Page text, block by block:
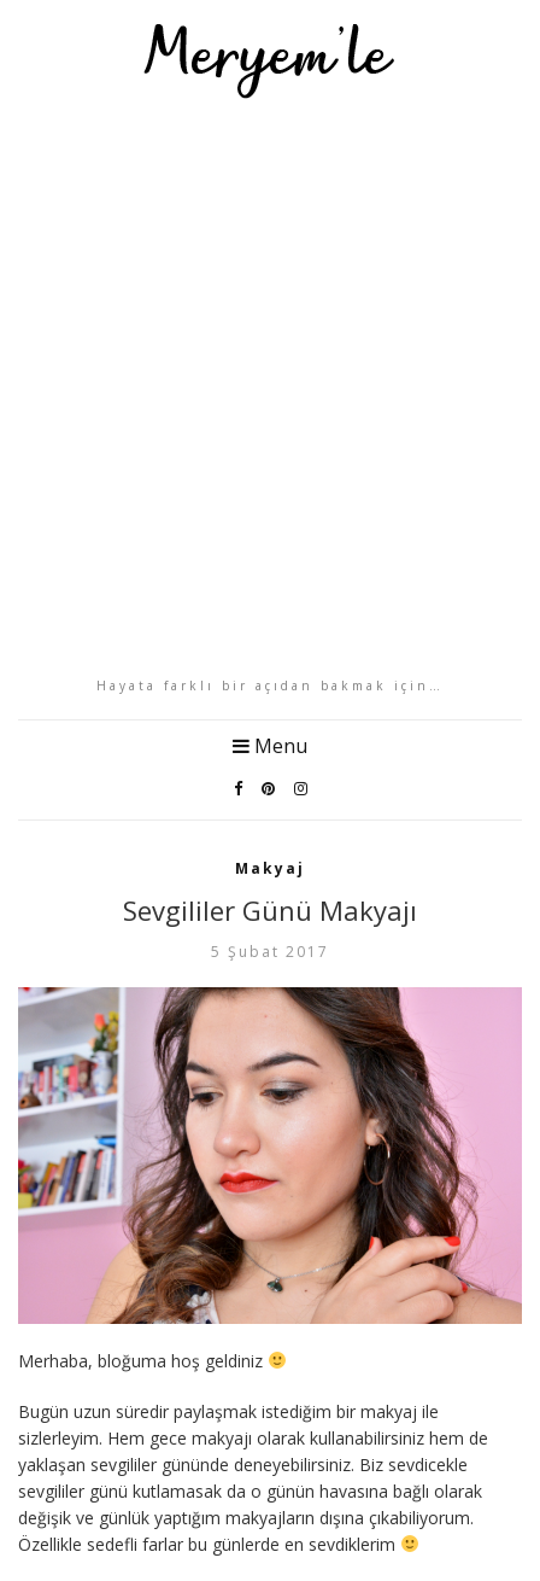
Hayata farklı bir açıdan bakmak için…
Menu
Makyaj
Sevgililer Günü Makyajı
5 Şubat 2017
Merhaba, bloğuma hoş geldiniz
Bugün uzun süredir paylaşmak istediğim bir makyaj ile
sizlerleyim. Hem gece makyajı olarak kullanabilirsiniz hem de
yaklaşan sevgililer gününde deneyebilirsiniz. Biz sevdicekle
sevgililer günü kutlamasak da o günün havasına bağlı olarak
değişik ve günlük yaptığım makyajların dışına çıkabiliyorum.
Özellikle sedefli farlar bu günlerde en sevdiklerim